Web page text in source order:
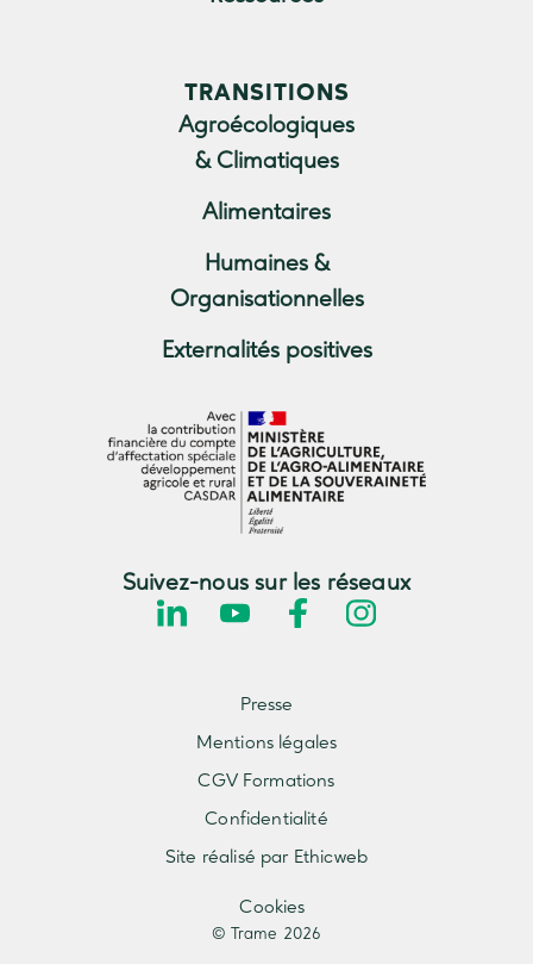
TRANSITIONS
Agroécologiques
& Climatiques
Alimentaires
Humaines &
Organisationnelles
Externalités positives
Suivez-nous sur les réseaux
© Trame 2026
Cookies
Presse
Mentions légales
CGV Formations
Confidentialité
Site réalisé par Ethicweb